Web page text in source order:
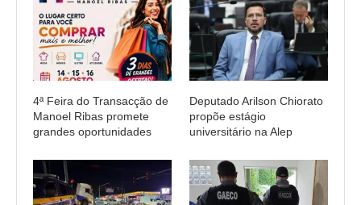
4ª Feira do Transacção de
Manoel Ribas promete
grandes oportunidades
Deputado Arilson Chiorato
propõe estágio
universitário na Alep